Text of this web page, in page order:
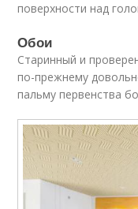
поверхности над
Обои
Старинный и
по-прежнему
пальму первенства